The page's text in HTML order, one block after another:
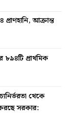
আক্রান্ত
৮৯৪টি প্রাথমিক
থেকে
সরকার: